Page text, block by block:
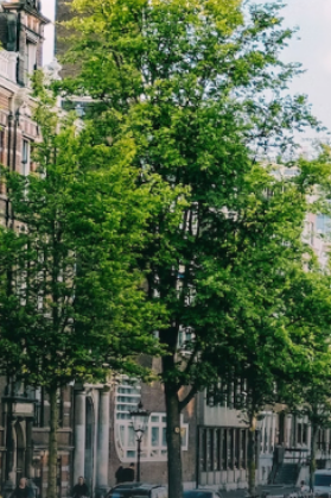
geweldige kans voor professionals
die op zoek zijn naar een woning die
direct beschikbaar is vanaf 1 april
2026. Bij binnenkomst word je
verwelkomd in een ruime
woonkamer met open keuken,
samen goed voor 44 m² aan
leefruimte. De lichte woonkamer
biedt genoeg ruimte voor een
gezellige zithoek én een stijlvolle
eethoek. De keuken is van alle
gemakken voorzien, perfect voor het
bereiden van heerlijke maaltijden.
Vanuit de woonkamer stap je zo het
balkon op, waar je kunt genieten
van een prachtig uitzicht en een
moment van rust. De woning